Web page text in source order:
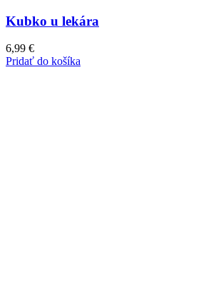
Kubko u lekára
6,99 €
Pridať do košíka